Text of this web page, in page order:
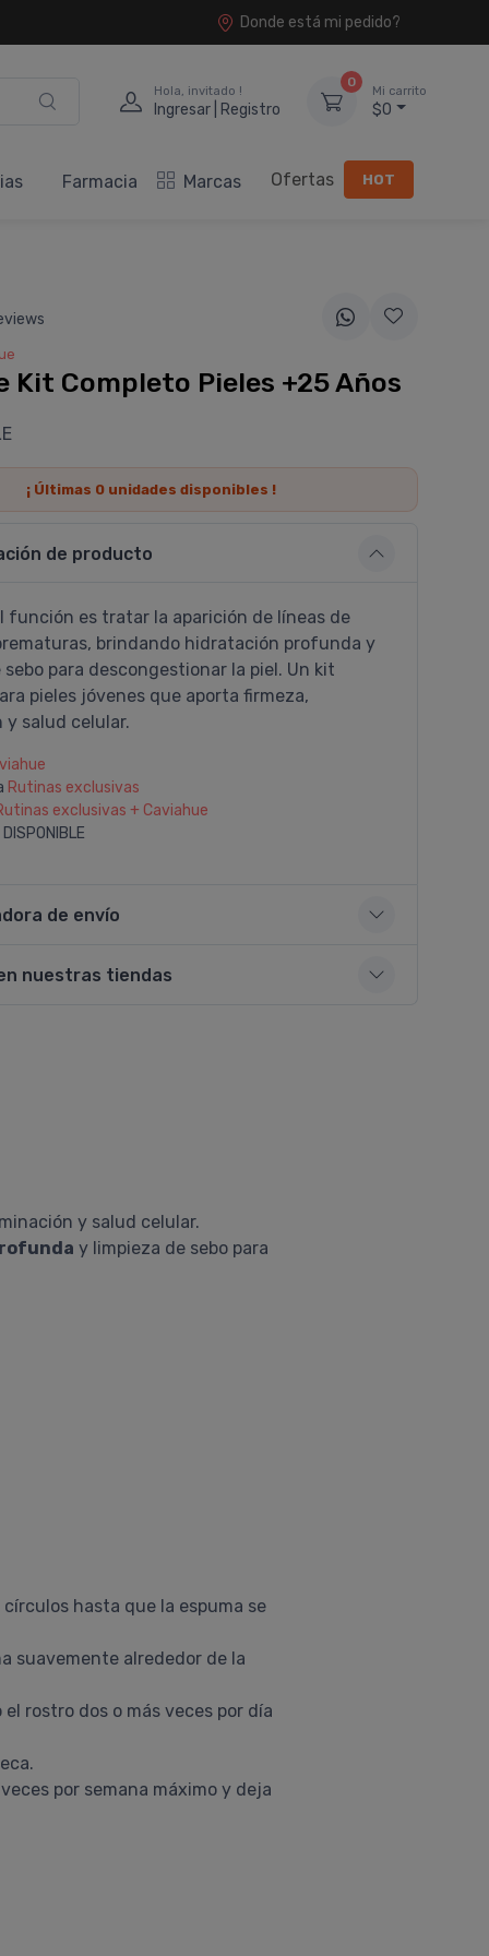
Donde está mi pedido?
Hola, invitado !
Ingresar | Registro
0
Mi carrito
$0
Farmacia Marcas Ofertas HOT
Kit Completo Pieles +25 Años
¡ Últimas 0 unidades disponibles !
de producto
función es tratar la aparición de lí­neas de
brindando hidratación profunda y
sebo para descongestionar la piel. Un kit
pieles jóvenes que aporta firmeza,
y salud celular.
Rutinas exclusivas
exclusivas + Caviahue
DISPONIBLE
de envío
nuestras tiendas
y salud celular.
y limpieza de sebo para
hasta que la espuma se
suavemente alrededor de la
rostro dos o más veces por día
por semana máximo y deja